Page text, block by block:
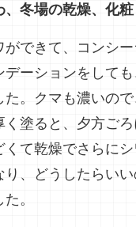
、冬場の乾燥、化
ができて、コンシ
デーションをして
た。クマも濃いの
く塗ると、夕方ご
て乾燥でさらにシ
り、どうしたらいい
。